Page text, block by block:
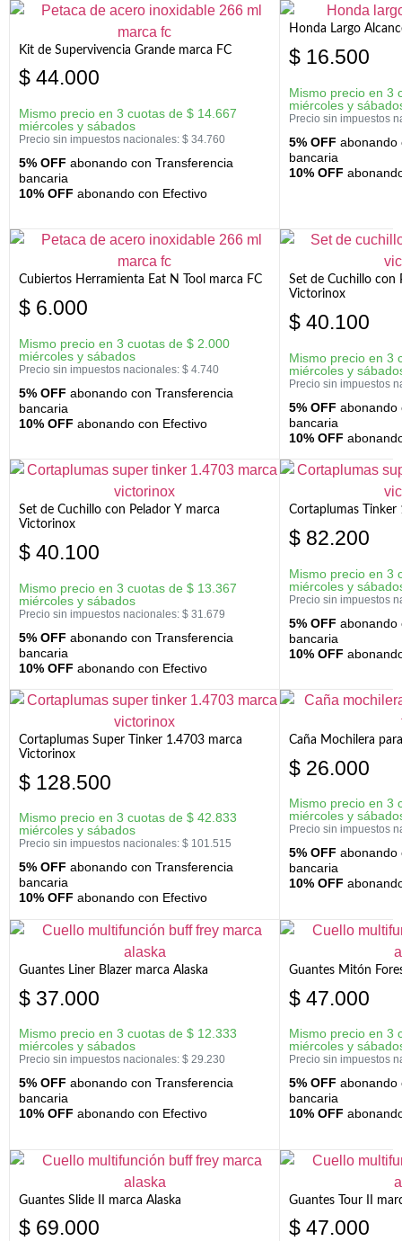
Kit de Supervivencia Grande marca FC
$ 44.000
Mismo precio en 3 cuotas de $ 14.667
miércoles y sábados
Precio sin impuestos nacionales: $ 34.760
5% OFF abonando con Transferencia
bancaria
10% OFF abonando con Efectivo
Honda Largo
$ 16.500
Mismo precio en 3
miércoles y
Precio sin impuestos
5% OFF abonando
bancaria
10% OFF
Cubiertos Herramienta Eat N Tool marca FC
$ 6.000
Mismo precio en 3 cuotas de $ 2.000
miércoles y sábados
Precio sin impuestos nacionales: $ 4.740
5% OFF abonando con Transferencia
bancaria
10% OFF abonando con Efectivo
Set de Cuchillo con
Victorinox
$ 40.100
Mismo precio en 3
miércoles y
Precio sin impuestos
5% OFF abonando
bancaria
10% OFF
Set de Cuchillo con Pelador Y marca
Victorinox
$ 40.100
Mismo precio en 3 cuotas de $ 13.367
miércoles y sábados
Precio sin impuestos nacionales: $ 31.679
5% OFF abonando con Transferencia
bancaria
10% OFF abonando con Efectivo
Cortaplumas
$ 82.200
Mismo precio en 3
miércoles y
Precio sin impuestos
5% OFF abonando
bancaria
10% OFF
Cortaplumas Super Tinker 1.4703 marca
Victorinox
$ 128.500
Mismo precio en 3 cuotas de $ 42.833
miércoles y sábados
Precio sin impuestos nacionales: $ 101.515
5% OFF abonando con Transferencia
bancaria
10% OFF abonando con Efectivo
Caña Mochilera
$ 26.000
Mismo precio en 3
miércoles y
Precio sin impuestos
5% OFF abonando
bancaria
10% OFF
Guantes Liner Blazer marca Alaska
$ 37.000
Mismo precio en 3 cuotas de $ 12.333
miércoles y sábados
Precio sin impuestos nacionales: $ 29.230
5% OFF abonando con Transferencia
bancaria
10% OFF abonando con Efectivo
Guantes Mitón
$ 47.000
Mismo precio en 3
miércoles y
Precio sin impuestos
5% OFF abonando
bancaria
10% OFF
Guantes Slide II marca Alaska
$ 69.000
Guantes Tour II
$ 47.000